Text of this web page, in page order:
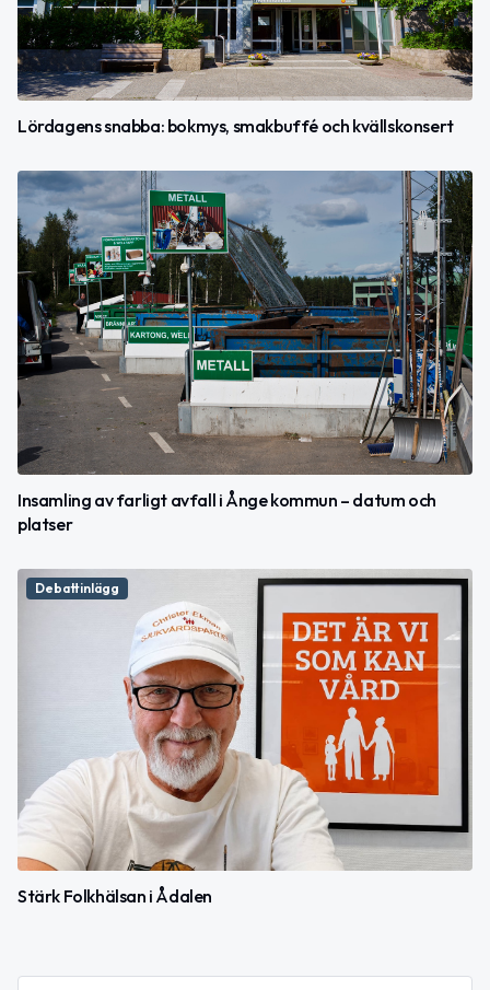
Lördagens snabba: bokmys, smakbuffé och kvällskonsert
Insamling av farligt avfall i Ånge kommun – datum och
platser
Debattinlägg
Stärk Folkhälsan i Ådalen